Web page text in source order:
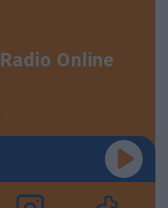
Radio Online